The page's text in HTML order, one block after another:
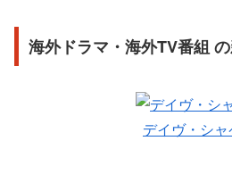
海外ドラマ・海外TV番組
デイヴ・シ